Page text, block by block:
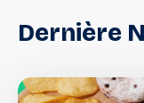
Dernière